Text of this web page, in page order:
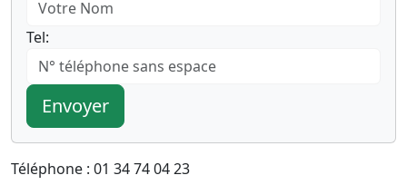
Tel:
Envoyer
Téléphone : 01 34 74 04 23